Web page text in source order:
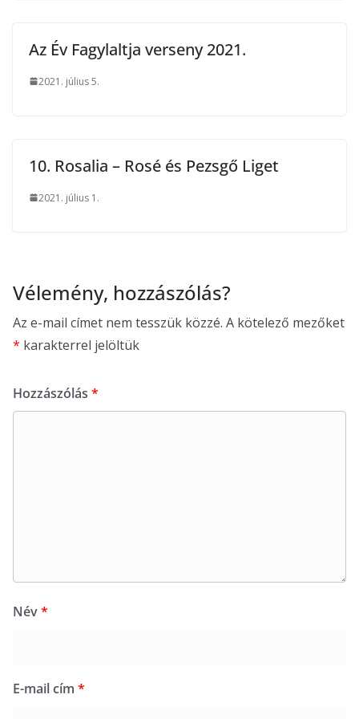
Az Év Fagylaltja verseny 2021.
2021. július 5.
10. Rosalia – Rosé és Pezsgő Liget
2021. július 1.
Vélemény, hozzászólás?
Az e-mail címet nem tesszük közzé. A kötelező mezőket
* karakterrel jelöltük
Hozzászólás *
Név*
E-mail cím *